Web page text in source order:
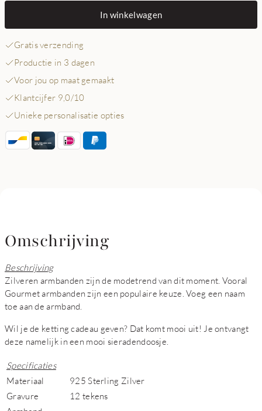
In winkelwagen
Gratis verzending
Productie in 3 dagen
Voor jou op maat gemaakt
Klantcijfer 9,0/10
Unieke personalisatie opties
Omschrijving
Beschrijving
Zilveren armbanden zijn de modetrend van dit moment. Vooral
Gourmet armbanden zijn een populaire keuze. Voeg een naam
toe aan de armband.
Wil je de ketting cadeau geven? Dat komt mooi uit! Je ontvangt
deze namelijk in een mooi sieradendoosje.
Specificaties
Materiaal
925 Sterling Zilver
Gravure
12 tekens